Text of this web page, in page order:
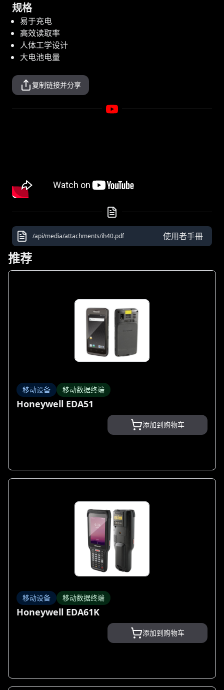
规格
易于充电
高效读取率
人体工学设计
大电池电量
复制链接并分享
/api/media/attachments/ih40.pdf 使用者手冊
推荐
移动设备 移动数据终端
Honeywell EDA51
添加到购物车
移动设备 移动数据终端
Honeywell EDA61K
添加到购物车